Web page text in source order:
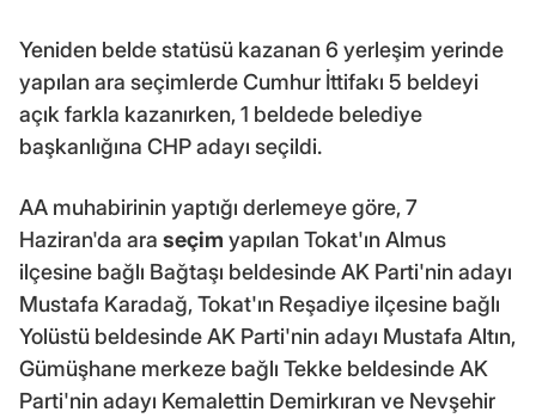
Yeniden belde statüsü kazanan 6 yerleşim yerinde
yapılan ara seçimlerde Cumhur İttifakı 5 beldeyi
açık farkla kazanırken, 1 beldede belediye
başkanlığına CHP adayı seçildi.
AA muhabirinin yaptığı derlemeye göre, 7
Haziran'da ara seçim yapılan Tokat'ın Almus
ilçesine bağlı Bağtaşı beldesinde AK Parti'nin adayı
Mustafa Karadağ, Tokat'ın Reşadiye ilçesine bağlı
Yolüstü beldesinde AK Parti'nin adayı Mustafa Altın,
Gümüşhane merkeze bağlı Tekke beldesinde AK
Parti'nin adayı Kemalettin Demirkıran ve Nevşehir